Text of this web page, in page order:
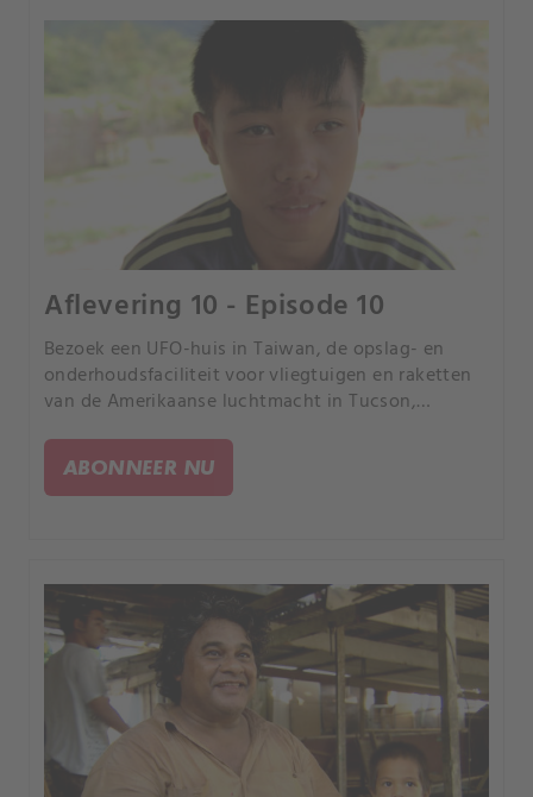
Aflevering 10 - Episode 10
Bezoek een UFO-huis in Taiwan, de opslag- en
onderhoudsfaciliteit voor vliegtuigen en raketten
van de Amerikaanse luchtmacht in Tucson,
oorlogsmunitie als alledaagse voorwerpen
gebruikt.
ABONNEER NU